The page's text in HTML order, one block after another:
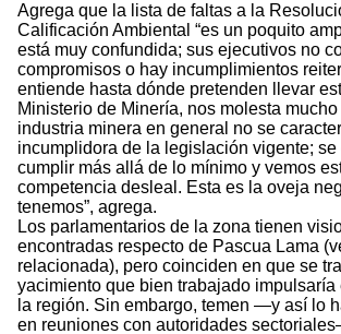
Agrega que la lista de faltas a la
Calificación Ambiental “es un poquito
está muy confundida; sus ejecutivos no
compromisos o hay incumplimientos
entiende hasta dónde pretenden llevar
Ministerio de Minería, nos molesta
industria minera en general no se
incumplidora de la legislación vigente; se
cumplir más allá de lo mínimo y vemos
competencia desleal. Esta es la oveja
tenemos”, agrega.
Los parlamentarios de la zona tienen
encontradas respecto de Pascua Lama
relacionada), pero coinciden en que se
yacimiento que bien trabajado
la región. Sin embargo, temen —y así lo
en reuniones con autoridades